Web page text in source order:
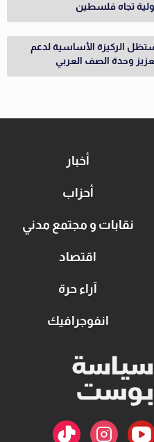
تجاه فلسطين
الركيزة الأساسية لدعم
وحدة الصف العربي
أخبار
أحزاب
نقابات و مجتمع مدني
اقتصاد
آراء حرة
انفوجرافيك